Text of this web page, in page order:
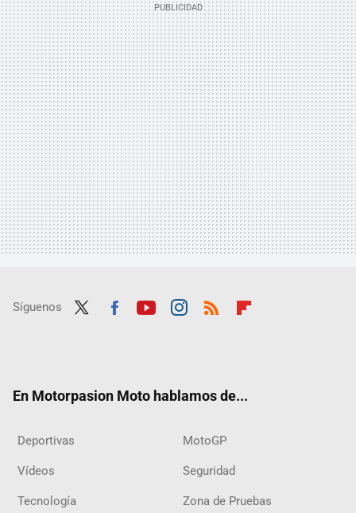
Síguenos
En Motorpasion Moto hablamos de...
Deportivas MotoGP
Vídeos Seguridad
Tecnología Zona de Pruebas